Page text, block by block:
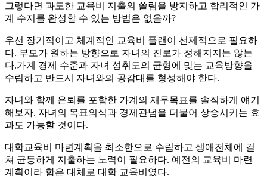
그렇다면 과도한 교육비 지출의 쏠림을 방지하고 합리적인 가
계 수지를 완성할 수 있는 방법은 없을까?
우선 장기적이고 체계적인 교육비 플랜이 선제적으로 필요하
다. 부모가 원하는 방향으로 자녀의 진로가 정해지지는 않는
다.가계 경제 수준과 자녀 성취도의 균형에 맞는 교육방향을
수립하고 반드시 자녀와의 공감대를 형성해야 한다.
자녀와 함께 은퇴를 포함한 가계의 재무목표를 솔직하게 얘기
해보자. 자녀의 목표의식과 경제관념을 더불어 상승시키는 효
과도 가능할 것이다.
대학교육비 마련계획을 최소한으로 수립하고 생애전체에 걸
쳐 균등하게 지출하는 노력이 필요하다. 예전의 교육비 마련
계획이라 함은 대체로 대학 교육비였다.